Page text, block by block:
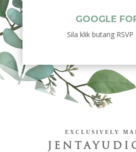
GOOGLE
Sila klik butang
EXCLUSIVELY